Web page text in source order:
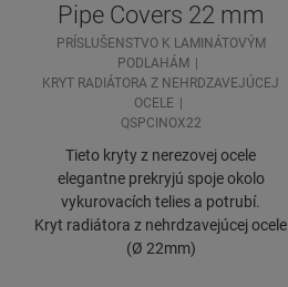
Pipe Covers 22 mm
PRÍSLUŠENSTVO K LAMINÁTOVÝM
PODLAHÁM
KRYT RADIÁTORA Z NEHRDZAVEJÚCEJ
OCELE
QSPCINOX22
Tieto kryty z nerezovej ocele
elegantne prekryjú spoje okolo
vykurovacích telies a potrubí.
Kryt radiátora z nehrdzavejúcej ocele
(Ø 22mm)